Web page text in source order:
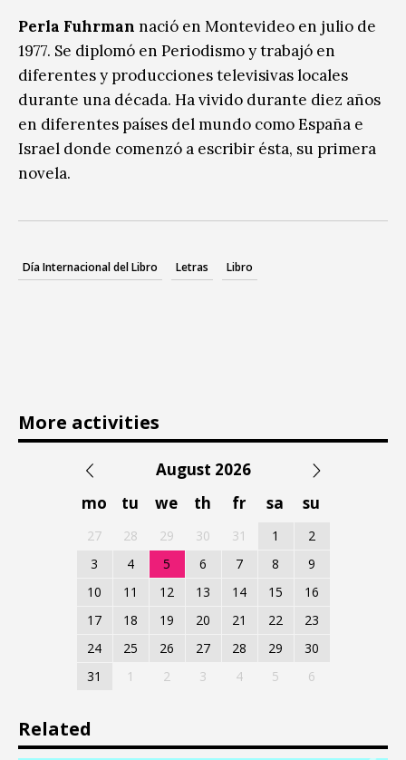
Perla Fuhrman nació en Montevideo en julio de
1977. Se diplomó en Periodismo y trabajó en
diferentes y producciones televisivas locales
durante una década. Ha vivido durante diez años
en diferentes países del mundo como España e
Israel donde comenzó a escribir ésta, su primera
novela.
Día Internacional del Libro Letras Libro
More activities
August 2026
mo
tu we th fr sa su
27 28 29 30 31 1
2
3
4 5 6 7 8
9
10
11 12 13 14 15
16
17
18 19 20 21 22
23
24
25 26 27 28 29
30
31
1 2 3 4 5 6
Related